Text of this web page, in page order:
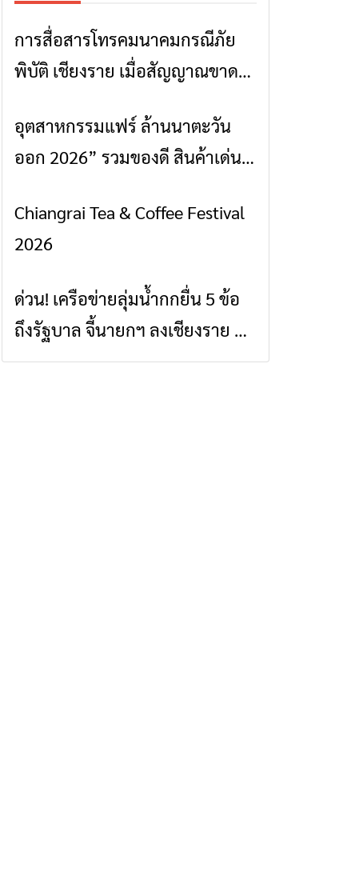
ข่าวเชียงราย
การสื่อสารโทรคมนาคมกรณีภัย
พิบัติ เชียงราย เมื่อสัญญาณขาด
ข่าวเชียงราย
อุตสาหกรรมแฟร์ ล้านนาตะวัน
ออก 2026” รวมของดี สินค้าเด่น
เชียงราย พะเยา แพร่ และน่าน
พร้อมชมคอนเสิร์ตจากศิลปินชื่อ
ข่าวเชียงราย
Chiangrai Tea & Coffee Festival
2026
ข่าวเชียงราย
ด่วน! เครือข่ายลุ่มน้ำกกยื่น 5 ข้อ
ถึงรัฐบาล จี้นายกฯ ลงเชียงราย แก้
วิกฤตสารปนเปื้อนต้นน้ำ